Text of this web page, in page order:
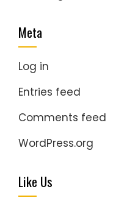
Meta
Log in
Entries feed
Comments feed
WordPress.org
Like Us